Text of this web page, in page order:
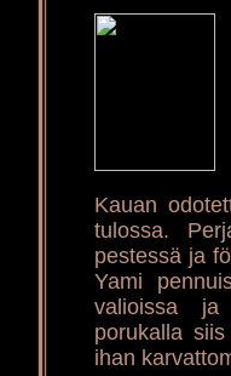
Kauan
tulossa.
pestessä ja
Yami
valioissa ja
porukalla
ihan